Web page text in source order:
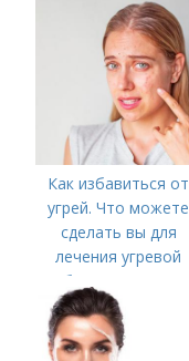
Как избавиться от
угрей. Что можете
сделать вы для
лечения угревой
болезни (акне)